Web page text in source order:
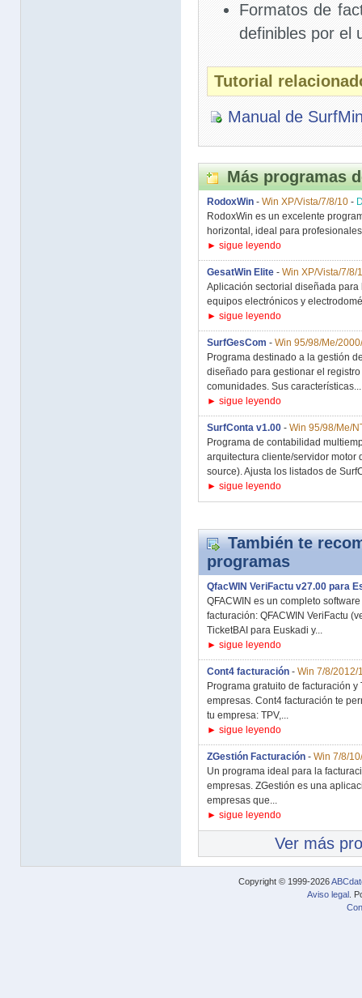
Formatos de
definibles por el
Tutorial
Manual de
Más programas
RodoxWin - Win XP/Vista/7/8/10 -
RodoxWin es un excelente
horizontal, ideal para
► sigue leyendo
GesatWin Elite - Win XP/Vista/7/8/
Aplicación sectorial diseñada
equipos electrónicos y
► sigue leyendo
SurfGesCom - Win 95/98/Me/
Programa destinado a la gestión
diseñado para gestionar el
comunidades. Sus características...
► sigue leyendo
SurfConta v1.00 - Win 95/98/Me/
Programa de contabilidad
arquitectura cliente/servidor motor
source). Ajusta los listados de
► sigue leyendo
También te
programas
QfacWIN VeriFactu v27.00 para
QFACWIN es un completo
facturación: QFACWIN VeriFactu
TicketBAI para Euskadi y...
► sigue leyendo
Cont4 facturación - Win 7/8/2012/
Programa gratuito de facturación
empresas. Cont4 facturación te
tu empresa: TPV,...
► sigue leyendo
ZGestión Facturación - Win 7/8/
Un programa ideal para la
empresas. ZGestión es una
empresas que...
► sigue leyendo
Ver más
Copyright © 1999-2026
Aviso legal .